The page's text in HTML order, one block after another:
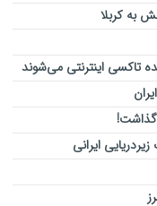
کربلا
تاکسی اینترنتی می‌شوند
ایرانی